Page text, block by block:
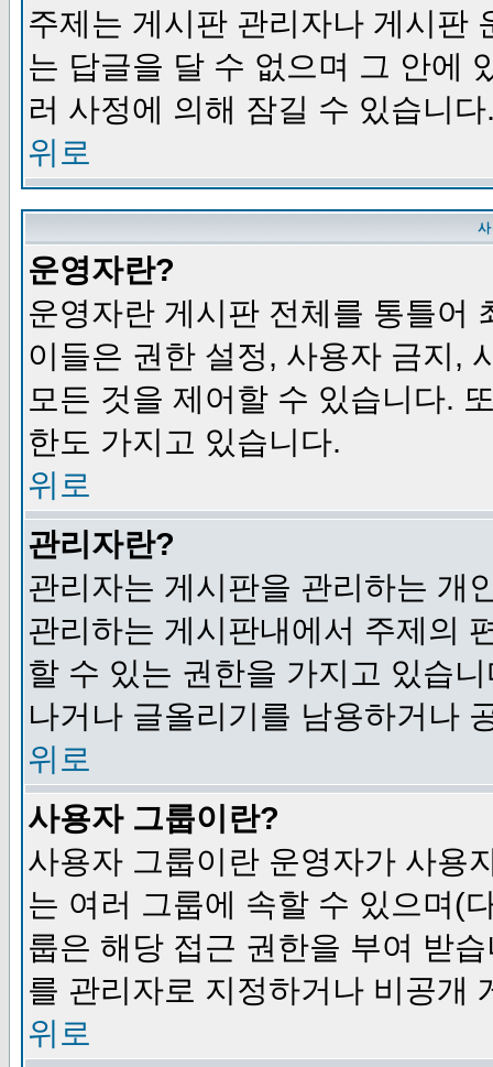
주제는 게시판 관리자나 게시판
는 답글을 달 수 없으며 그 안에
러 사정에 의해 잠길 수 있습니다
위로
운영자란?
운영자란 게시판 전체를 통틀어
이들은 권한 설정, 사용자 금지,
모든 것을 제어할 수 있습니다.
한도 가지고 있습니다.
위로
관리자란?
관리자는 게시판을 관리하는 개
관리하는 게시판내에서 주제의
할 수 있는 권한을 가지고 있습
나거나 글올리기를 남용하거나
위로
사용자 그룹이란?
사용자 그룹이란 운영자가 사용
는 여러 그룹에 속할 수 있으며(
룹은 해당 접근 권한을 부여 받
를 관리자로 지정하거나 비공개
위로